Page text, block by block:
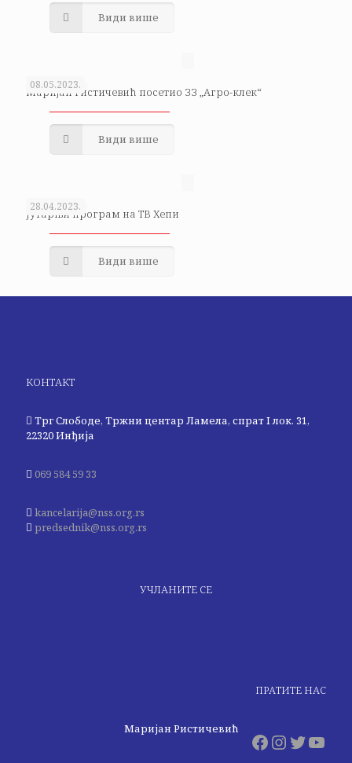
Види више
08.05.2023.
Маријан Ристичевић посетио ЗЗ „Агро-клек“
Види више
28.04.2023.
Јутарњи програм на ТВ Хепи
Види више
КОНТАКТ
Трг Слободе, Тржни центар Ламела, спрат I лок. 31,
22320 Инђија
069 584 59 33
kancelarija@nss.org.rs
predsednik@nss.org.rs
УЧЛАНИТЕ СЕ
ПРАТИТЕ НАС
Facebook
Маријан Ристичевић